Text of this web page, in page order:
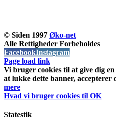
© Siden 1997 Øko-net
Alle Rettigheder Forbeholdes
FacebookInstagram
Page load link
Vi bruger cookies til at give dig
at lukke dette banner, accepterer
mere
Hvad vi bruger cookies til OK
Statestik